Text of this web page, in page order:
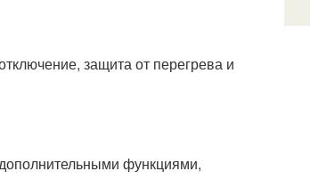
защита от перегрева и
функциями,